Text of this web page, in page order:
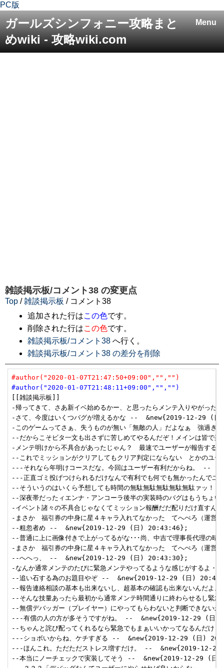
PC版
Menu
ガールズシンフォニー攻略まと
めwiki - 攻略wiki.com
雑談掲示板/コメント38 の変更点
Top /雑談掲示板 / コメント38
追加された行はこの色です。
削除された行はこの色です。
雑談掲示板/コメント38 へ行く。
雑談掲示板/コメント38 の差分を削除
#author("2020-01-07T21:47:50+09:00","","")
#author("2020-01-07T21:48:11+09:00","","")